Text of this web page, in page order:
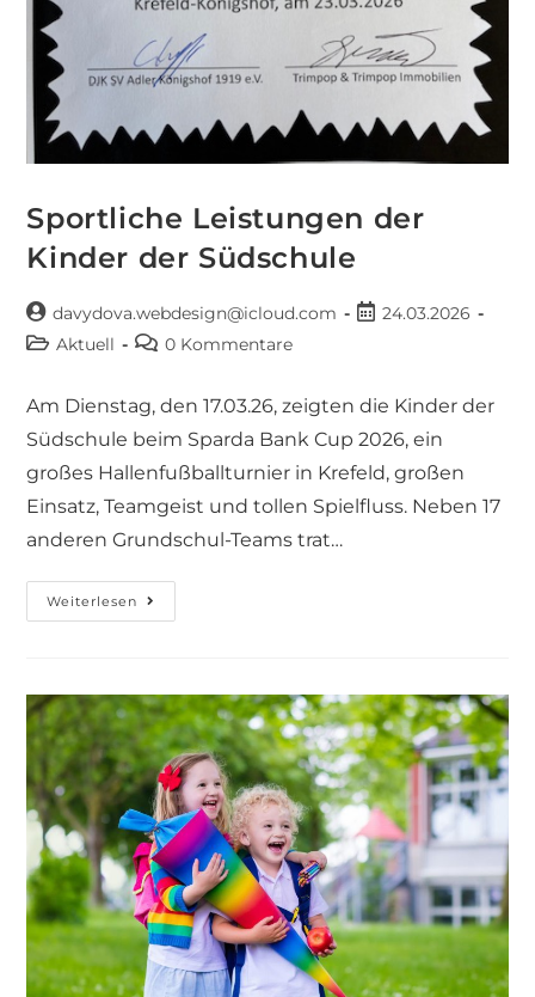
Sportliche Leistungen der
Kinder der Südschule
davydova.webdesign@icloud.com
24.03.2026
Aktuell
0 Kommentare
Am Dienstag, den 17.03.26, zeigten die Kinder der
Südschule beim Sparda Bank Cup 2026, ein
großes Hallenfußballturnier in Krefeld, großen
Einsatz, Teamgeist und tollen Spielfluss. Neben 17
anderen Grundschul-Teams trat…
Weiterlesen